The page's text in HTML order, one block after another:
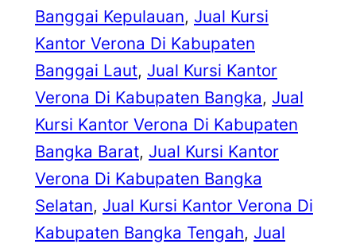
Banggai Kepulauan, Jual Kursi
Kantor Verona Di Kabupaten
Banggai Laut, Jual Kursi Kantor
Verona Di Kabupaten Bangka, Jual
Kursi Kantor Verona Di Kabupaten
Bangka Barat, Jual Kursi Kantor
Verona Di Kabupaten Bangka
Selatan, Jual Kursi Kantor Verona Di
Kabupaten Bangka Tengah, Jual